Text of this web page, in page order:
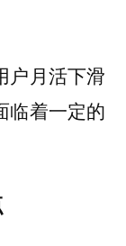
户月活下滑
临着一定的